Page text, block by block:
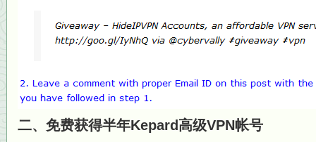
二、免费获得半年Kepard高级VPN帐号